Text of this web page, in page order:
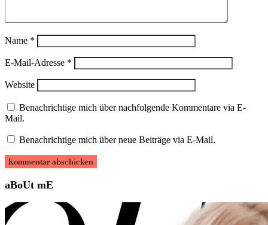
Name *
E-Mail-Adresse *
Website
Benachrichtige mich über nachfolgende Kommentare via E-
Mail.
Benachrichtige mich über neue Beiträge via E-Mail.
aBoUt mE